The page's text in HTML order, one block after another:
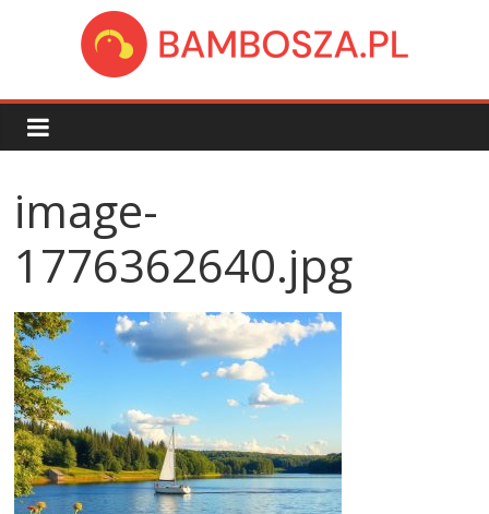
bambosza.pl
image-
1776362640.jpg